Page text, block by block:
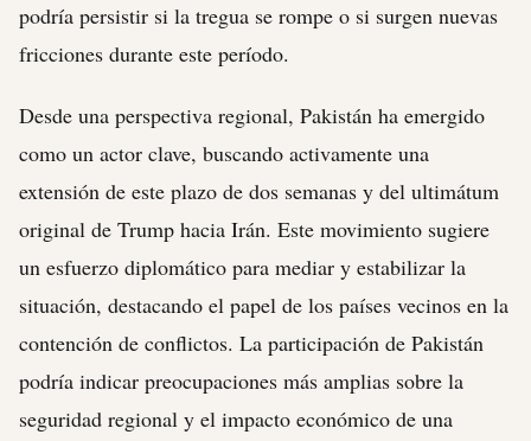
podría persistir si la tregua se rompe o si surgen nuevas
fricciones durante este período.
Desde una perspectiva regional, Pakistán ha emergido
como un actor clave, buscando activamente una
extensión de este plazo de dos semanas y del ultimátum
original de Trump hacia Irán. Este movimiento sugiere
un esfuerzo diplomático para mediar y estabilizar la
situación, destacando el papel de los países vecinos en la
contención de conflictos. La participación de Pakistán
podría indicar preocupaciones más amplias sobre la
seguridad regional y el impacto económico de una